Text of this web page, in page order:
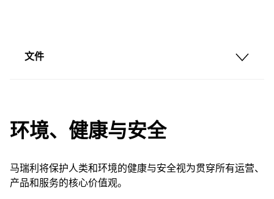
文件
环境、健康与安全
马瑞利将保护人类和环境的健康与安全视为贯穿所有运营、
产品和服务的核心价值观。